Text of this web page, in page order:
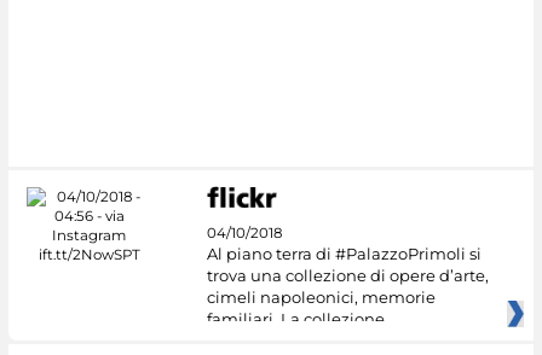
04/10/2018
Al piano terra di #PalazzoPrimoli si
trova una collezione di opere d’arte,
cimeli napoleonici, memorie
familiari. La collezione